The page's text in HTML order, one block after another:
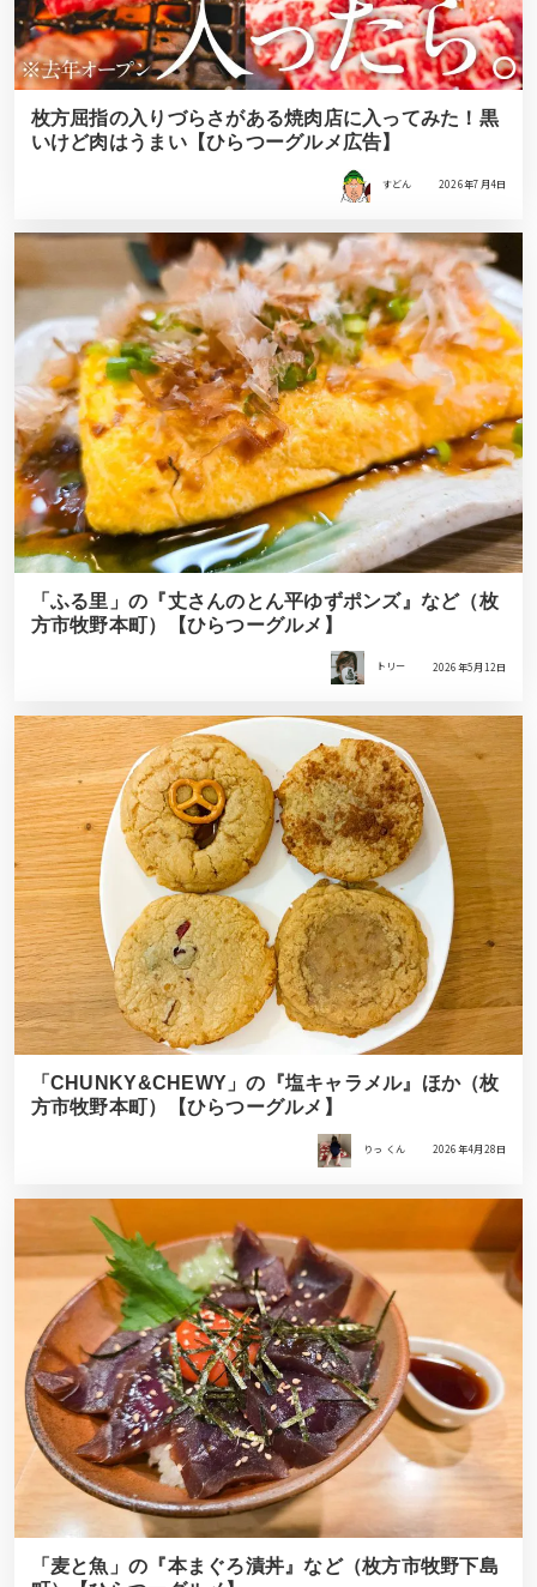
枚方屈指の入りづらさがある焼肉店に入ってみた！黒
いけど肉はうまい【ひらつーグルメ広告】
すどん 2026年7月4日
「ふる里」の『丈さんのとん平ゆずポンズ』など（枚
方市牧野本町）【ひらつーグルメ】
トリー 2026年5月12日
「CHUNKY&CHEWY」の『塩キャラメル』ほか（枚
方市牧野本町）【ひらつーグルメ】
りっ くん 2026年4月28日
「麦と魚」の『本まぐろ漬丼』など（枚方市牧野下島